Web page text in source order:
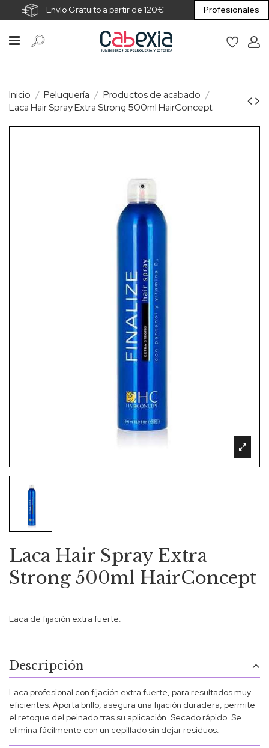
Envío Gratuito a partir de 120€ Profesionales
Inicio Peluquería
Productos de acabado
Laca Hair Spray Extra Strong 500ml HairConcept
Laca Hair Spray Extra
Strong 500ml HairConcept
Laca de fijación extra fuerte.
Descripción
Laca profesional con fijación extra fuerte, para resultados muy
eficientes. Aporta brillo, asegura una fijación duradera, permite
el retoque del peinado tras su aplicación. Secado rápido. Se
elimina fácilmente con un cepillado sin dejar residuos.